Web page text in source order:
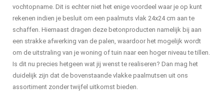
vochtopname. Dit is echter niet het enige voordeel waar je op kunt
rekenen indien je besluit om een paalmuts vlak 24x24 cm aan te
schaffen. Hiernaast dragen deze betonproducten namelijk bij aan
een strakke afwerking van de palen, waardoor het mogelijk wordt
om de uitstraling van je woning of tuin naar een hoger niveau te tillen.
Is dit nu precies hetgeen wat jij wenst te realiseren? Dan mag het
duidelijk zijn dat de bovenstaande vlakke paalmutsen uit ons
assortiment zonder twijfel uitkomst bieden.